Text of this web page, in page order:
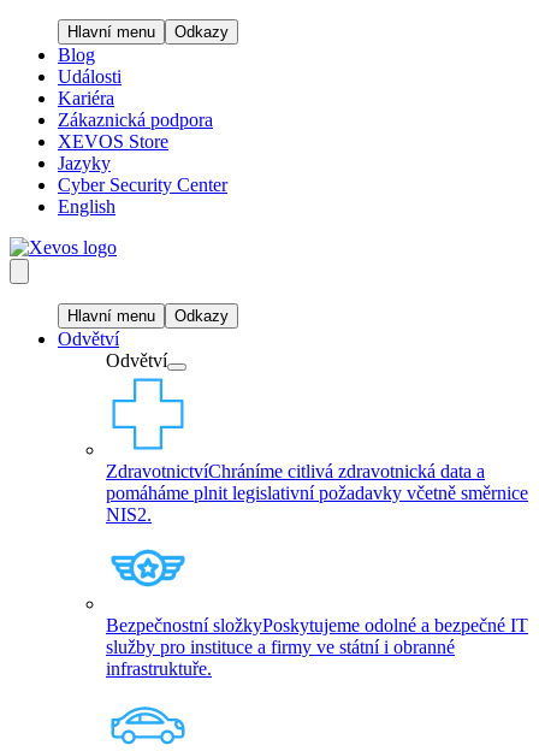
Hlavní menu Odkazy
Blog
Události
Kariéra
Zákaznická podpora
XEVOS Store
Jazyky
Cyber Security Center
English
Hlavní menu Odkazy
Odvětví
Odvětví
ZdravotnictvíChráníme citlivá zdravotnická data a
pomáháme plnit legislativní požadavky včetně směrnice
NIS2.
Bezpečnostní složkyPoskytujeme odolné a bezpečné IT
služby pro instituce a firmy ve státní i obranné
infrastruktuře.